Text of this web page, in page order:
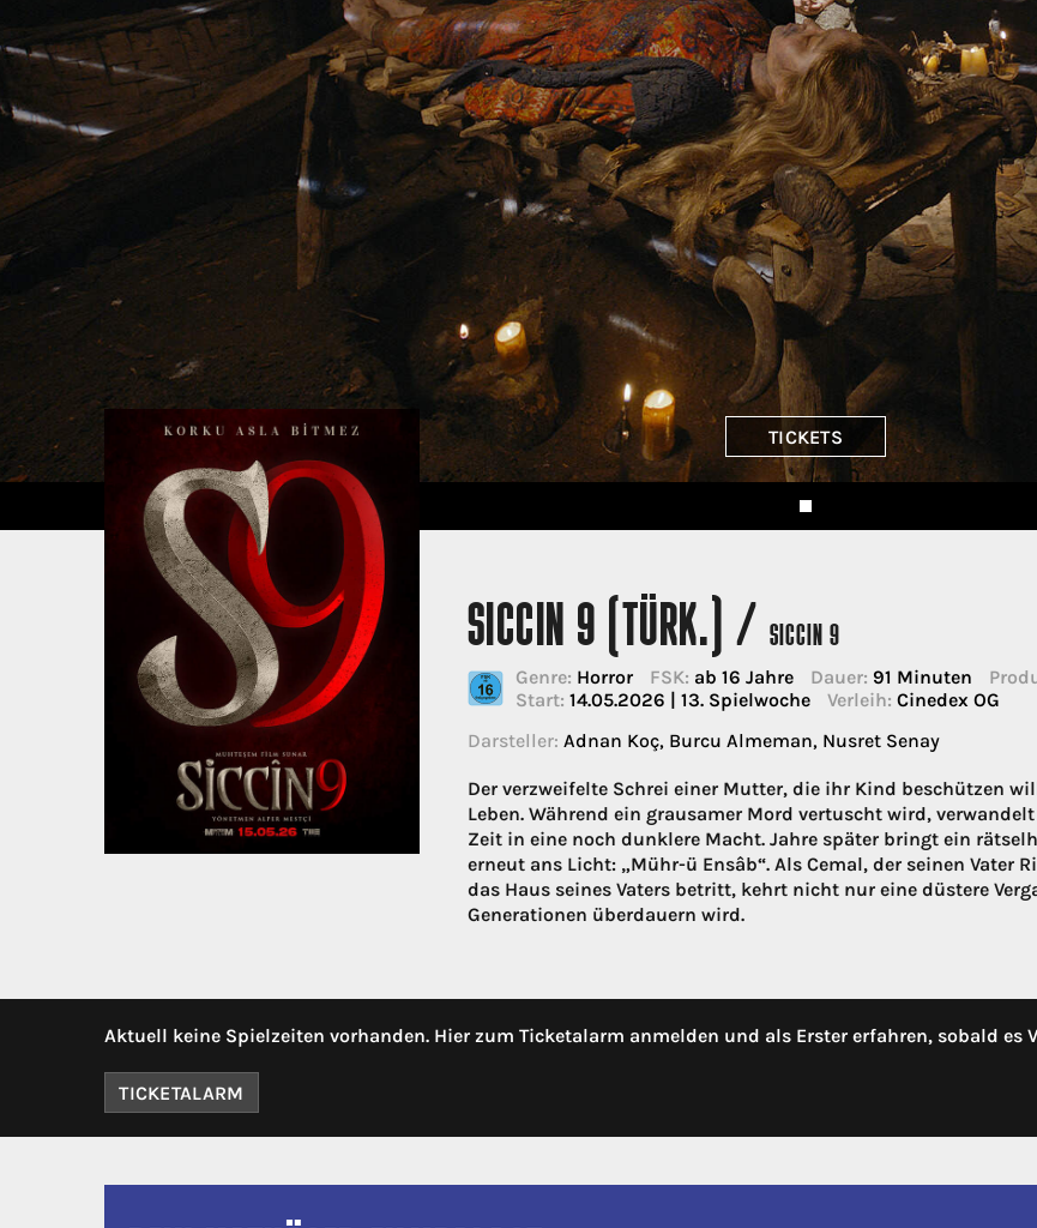
TICKETS
SICCIN 9 (TÜRK.) / SICCIN 9
Genre: Horror FSK: ab 16 Jahre Dauer: 91 Minuten
Start: 14.05.2026 | 13. Spielwoche Verleih: Cinedex OG
Darsteller: Adnan Koç, Burcu Almeman, Nusret Senay
Der verzweifelte Schrei einer Mutter, die ihr Kind beschützen
Leben. Während ein grausamer Mord vertuscht wird,
Zeit in eine noch dunklere Macht. Jahre später bringt ein
erneut ans Licht: „Mühr-ü Ensâb“. Als Cemal, der seinen Vater
das Haus seines Vaters betritt, kehrt nicht nur eine düstere
Generationen überdauern wird.
Aktuell keine Spielzeiten vorhanden. Hier zum Ticketalarm anmelden und als Erster erfahren, sobald es
TICKETALARM